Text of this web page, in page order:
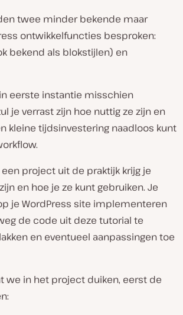
twee minder bekende maar
ontwikkelfuncties besproken:
bekend als blokstijlen) en
eerste instantie misschien
je verrast zijn hoe nuttig ze zijn en
kleine tijdsinvestering naadloos kunt
project uit de praktijk krijg je
en hoe je ze kunt gebruiken. Je
je WordPress site implementeren
de code uit deze tutorial te
en eventueel aanpassingen toe
we in het project duiken, eerst de